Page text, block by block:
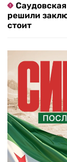
решили
стоит